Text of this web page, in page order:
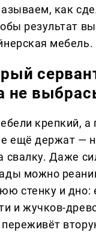
как
результат
мебель.
не
крепкий, а
ещё держат —
свалку. Даже
можно
стенку и дно:
и жучков-